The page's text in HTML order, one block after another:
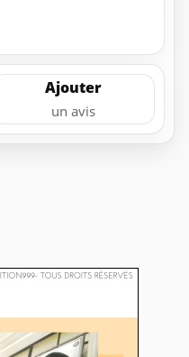
Ajouter
un avis